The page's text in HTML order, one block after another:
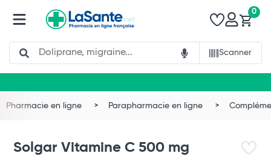
Search
Scanner
0
Pharmacie en ligne Parapharmacie en ligne
Solgar Vitamine C 500 mg